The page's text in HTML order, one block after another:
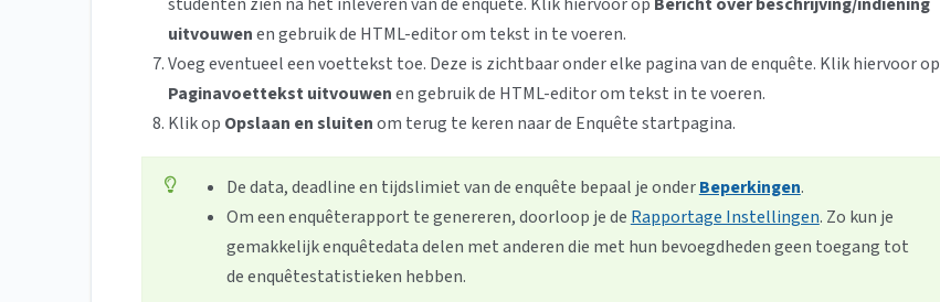
uitvouwenen gebruik de HTML-editor om tekst in te voeren.
Voeg eventueel een voettekst toe. Deze is zichtbaar onder elke pagina van de enquête. Klik hiervoor op
Paginavoettekst uitvouwenen gebruik de HTML-editor om tekst in te voeren.
Klik op Opslaan en sluitenom terug te keren naar de Enquête startpagina.
De data, deadline en tijdslimiet van de enquête bepaal je onderBeperkingen.
Om een enquêterapport te genereren, doorloop je de Rapportage Instellingen. Zo kun je
gemakkelijk enquêtedata delen met anderen die met hun bevoegdheden geen toegang tot
de enquêtestatistieken hebben.